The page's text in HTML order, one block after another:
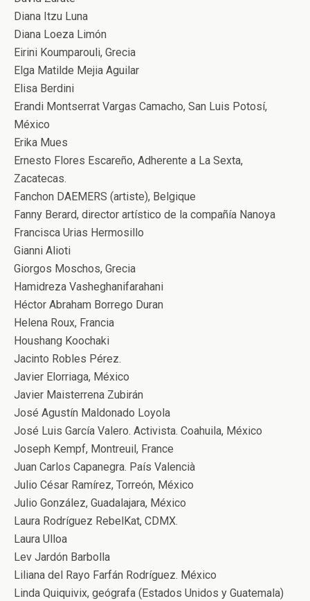
Diana Itzu Luna
Diana Loeza Limón
Eirini Koumparouli, Grecia
Elga Matilde Mejia Aguilar
Elisa Berdini
Erandi Montserrat Vargas Camacho, San Luis Potosí,
México
Erika Mues
Ernesto Flores Escareño, Adherente a La Sexta,
Zacatecas.
Fanchon DAEMERS (artiste), Belgique
Fanny Berard, director artístico de la compañía Nanoya
Francisca Urias Hermosillo
Gianni Alioti
Giorgos Moschos, Grecia
Hamidreza Vasheghanifarahani
Héctor Abraham Borrego Duran
Helena Roux, Francia
Houshang Koochaki
Jacinto Robles Pérez.
Javier Elorriaga, México
Javier Maisterrena Zubirán
José Agustín Maldonado Loyola
José Luis García Valero. Activista. Coahuila, México
Joseph Kempf, Montreuil, France
Juan Carlos Capanegra. País Valencià
Julio César Ramírez, Torreón, México
Julio González, Guadalajara, México
Laura Rodríguez RebelKat, CDMX.
Laura Ulloa
Lev Jardón Barbolla
Liliana del Rayo Farfán Rodríguez. México
Linda Quiquivix, geógrafa (Estados Unidos y Guatemala)